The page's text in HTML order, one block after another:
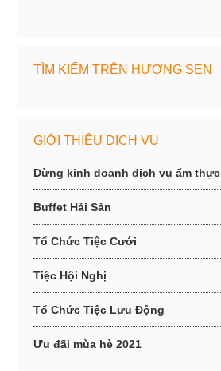
TÌM KIẾM TRÊN HƯƠNG SEN
GIỚI THIỆU DỊCH VỤ
Dừng kinh doanh dịch vụ ẩm thực
Buffet Hải Sản
Tổ Chức Tiệc Cưới
Tiệc Hội Nghị
Tổ Chức Tiệc Lưu Động
Ưu đãi mùa hè 2021